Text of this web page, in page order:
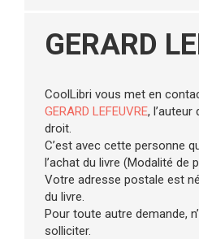
GERARD
CoolLibri vous met en
GERARD LEFEUVRE,
droit.
C’est avec cette personne
l’achat du livre (Modalité de
Votre adresse postale est
du livre.
Pour toute autre demande,
solliciter.